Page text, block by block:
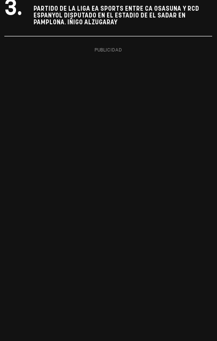
3.
PARTIDO DE LA LIGA EA SPORTS ENTRE CA OSASUNA Y RCD
ESPANYOL DISPUTADO EN EL ESTADIO DE EL SADAR EN
PAMPLONA. IÑIGO ALZUGARAY